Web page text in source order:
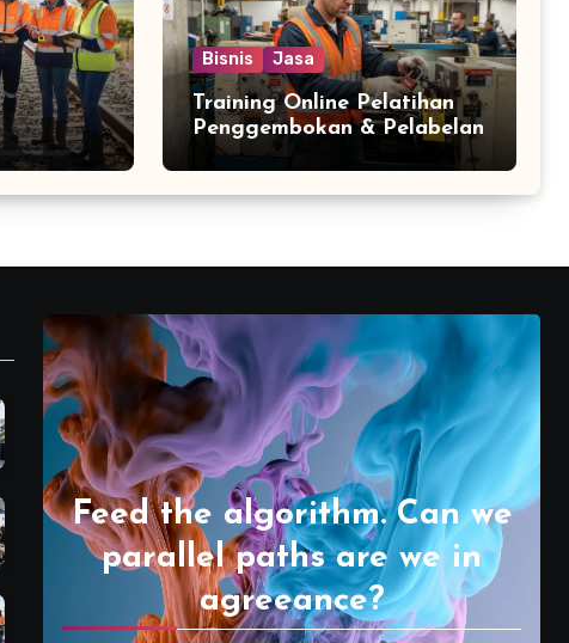
Bisnis Jasa
Training Online Pelatihan
Penggembokan & Pelabelan
Feed the algorithm. Can we
parallel paths are we in
agreeance?